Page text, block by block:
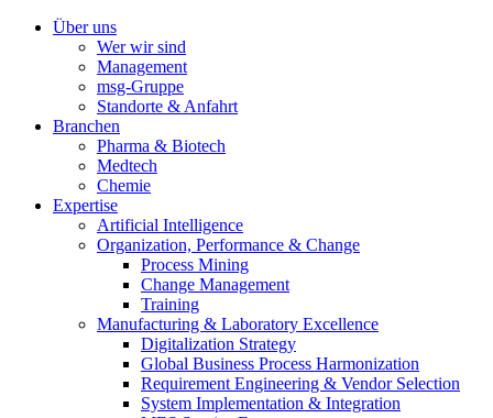
Über uns
Wer wir sind
Management
msg-Gruppe
Standorte & Anfahrt
Branchen
Pharma & Biotech
Medtech
Chemie
Expertise
Artificial Intelligence
Organization, Performance & Change
Process Mining
Change Management
Training
Manufacturing & Laboratory Excellence
Digitalization Strategy
Global Business Process Harmonization
Requirement Engineering & Vendor Selection
System Implementation & Integration